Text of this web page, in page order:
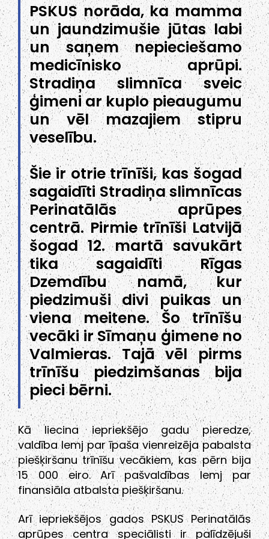
PSKUS norāda, ka mamma
un jaundzimušie jūtas labi
un saņem nepieciešamo
medicīnisko aprūpi.
Stradiņa slimnīca sveic
ģimeni ar kuplo pieaugumu
un vēl mazajiem stipru
veselību.
Šie ir otrie trīnīši, kas šogad
sagaidīti Stradiņa slimnīcas
Perinatālās aprūpes
centrā. Pirmie trīnīši Latvijā
šogad 12. martā savukārt
tika sagaidīti Rīgas
Dzemdību namā, kur
piedzimuši divi puikas un
viena meitene. Šo trīnīšu
vecāki ir Sīmaņu ģimene no
Valmieras. Tajā vēl pirms
trīnīšu piedzimšanas bija
pieci bērni.
Kā liecina iepriekšējo gadu pieredze,
valdība lemj par īpaša vienreizēja pabalsta
piešķiršanu trīnīšu vecākiem, kas pērn bija
15 000 eiro. Arī pašvaldības lemj par
finansiāla atbalsta piešķiršanu.
Arī iepriekšējos gados PSKUS Perinatālās
aprūpes centra speciālisti ir palīdzējuši